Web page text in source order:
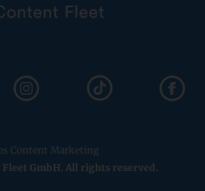
Content Marketing
GmbH. All rights reserved.